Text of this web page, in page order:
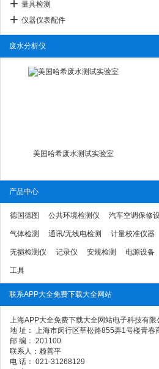
量具检测
仪器仪表配件
废水分析仪
美国哈希废水测试实验室
产品中心
德国德图 公共环境检测仪 汽车空调保修
气体检测 通讯/无线电检测 计量校准仪器
无损检测仪 记录仪 安规检测 电源设备
工具
联系APP大全免费下载大全网站
上海APP大全免费下载大全网站电子科技有限
地 址： 上海市闵行区莘松路855弄1号楼青
邮 编： 201100
联系人：赖善平
电 话： 021-31268129